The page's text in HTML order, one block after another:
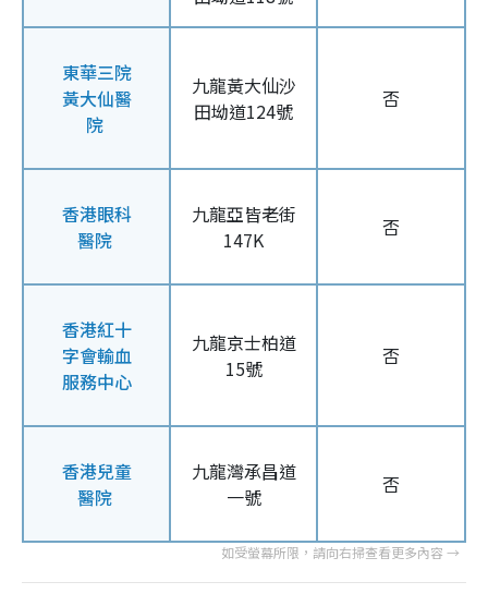
東華三院
黃大仙醫
院
九龍黃大仙沙
田坳道124號
否
香港眼科
醫院
九龍亞皆老街
147K
否
香港紅十
字會輸血
服務中心
九龍京士柏道
15號
否
香港兒童
醫院
九龍灣承昌道
一號
否